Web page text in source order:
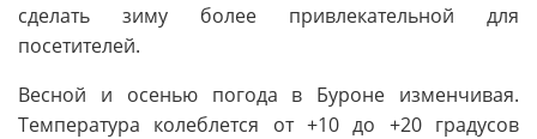
сделать зиму более привлекательной для
посетителей.
Весной и осенью погода в Буроне изменчивая.
Температура колеблется от +10 до +20 градусов